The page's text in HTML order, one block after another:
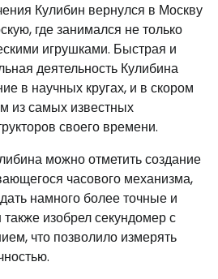
Кулибин вернулся в Москву
где занимался не только
игрушками. Быстрая и
деятельность Кулибина
в научных кругах, и в скором
из самых известных
своего времени.
можно отметить создание
часового механизма,
намного более точные и
изобрел секундомер с
что позволило измерять